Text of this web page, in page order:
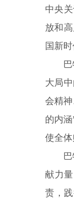
中央
放和
国新
大局
会精
的内
使全
献力
责，